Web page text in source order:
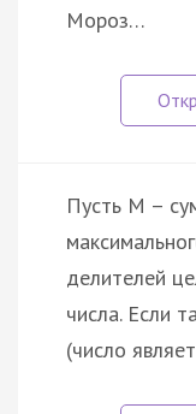
Мороз…
Пусть M –
делителей
числа. Если
(число